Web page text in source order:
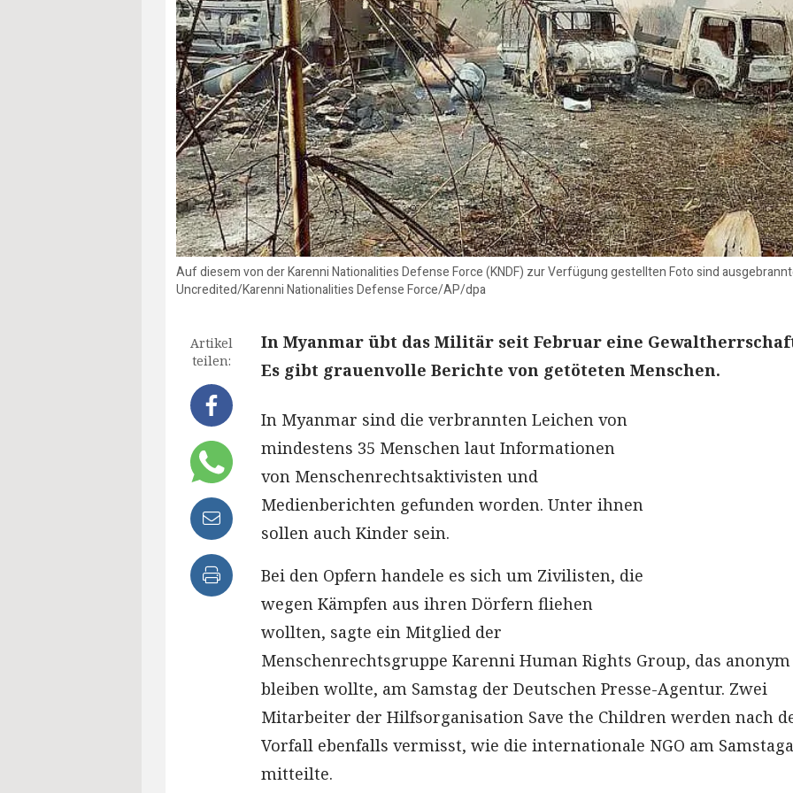
Auf diesem von der Karenni Nationalities Defense Force (KNDF) zur Verfügung gestellten Foto sind
Uncredited/Karenni Nationalities Defense Force/AP/dpa
Artikel
teilen:
In Myanmar übt das Militär seit Februar eine
Es gibt grauenvolle Berichte von getöteten Menschen.
In Myanmar sind die verbrannten Leichen von
mindestens 35 Menschen laut Informationen
von Menschenrechtsaktivisten und
Medienberichten gefunden worden. Unter ihnen
sollen auch Kinder sein.
Bei den Opfern handele es sich um Zivilisten, die
wegen Kämpfen aus ihren Dörfern fliehen
wollten, sagte ein Mitglied der
Menschenrechtsgruppe Karenni Human Rights Group, das anonym
bleiben wollte, am Samstag der Deutschen Presse-Agentur. Zwei
Mitarbeiter der Hilfsorganisation Save the Children werden nach
Vorfall ebenfalls vermisst, wie die internationale NGO am
mitteilte.